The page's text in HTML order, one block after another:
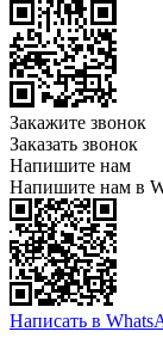
Закажите звонок
Заказать звонок
Напишите нам
Напишите нам в
Написать в